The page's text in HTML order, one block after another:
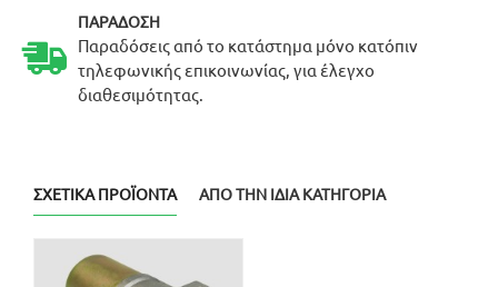
ΠΑΡΆΔΟΣΗ
Παραδόσεις από το κατάστημα μόνο κατόπιν
τηλεφωνικής επικοινωνίας, για έλεγχο
διαθεσιμότητας.
ΣΧΕΤΙΚΆ ΠΡΟΪΌΝΤΑ ΑΠΌ ΤΗΝ ΊΔΙΑ ΚΑΤΗΓΟΡΊΑ